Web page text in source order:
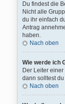
Du findest die
Nicht alle
du ihr einfach
Antrag
haben.
Nach oben
Wie werde ich
Der Leiter
dann solltest
Nach oben